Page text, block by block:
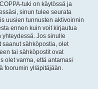
tuki on käytössä ja
sinun tulee seurata
uusien tunnusten aktivoinnin
ennen kuin voit kirjautua
yhteydessä. Jos sinulle
saanut sähköpostia, olet
tai sähköpostit ovat
olet varma, että antamasi
foorumin ylläpitäjään.